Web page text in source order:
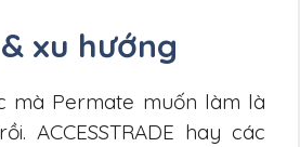
xu hướng
mà Permate muốn làm là
ACCESSTRADE hay các